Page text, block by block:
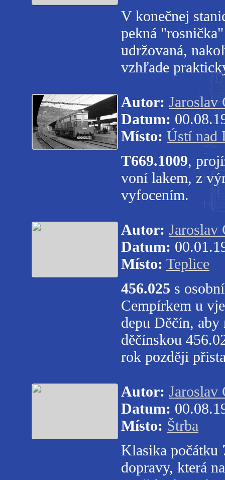
V konečnej
pekná
udržovaná,
vzhľade
Autor: Jaroslav
Datum:
Místo: Ústí nad
T669.1009,
voní lakem, z
vyfocením.
Autor: Jaroslav
Datum:
Místo: Teplice
456.025 s
Cempírkem u
depu Děčín, aby
děčínskou
rok později
Autor: Jaroslav
Datum:
Místo: Štrba
Klasika počátku
dopravy, která